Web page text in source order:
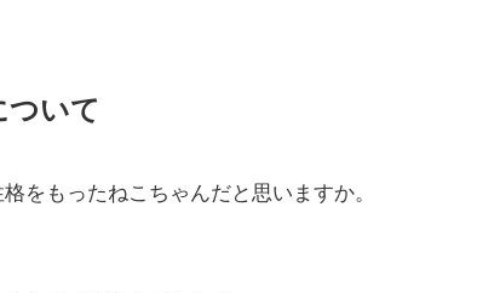
ついて
をもったねこちゃんだと思いますか。